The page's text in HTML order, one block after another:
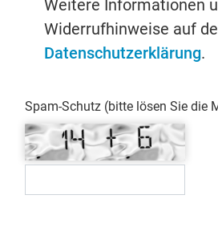
Weitere Informationen
Widerrufhinweise auf
Datenschutzerklärung.
Spam-Schutz (bitte lösen Sie die